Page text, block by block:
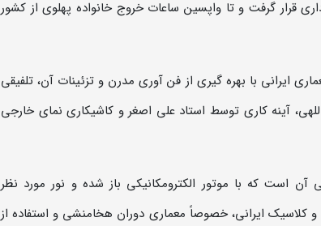
و مورد بهره برداری قرار گرفت و تا واپسین ساعات خروج خانواده پهلوی از کشور
ايرانی با بهره گيري از فن آوري مدرن و تزئينات آن، تلفيقي
آينه کاری توسط استاد علي اصغر و کاشيکاري نماي خارجي
است که با موتور الکترومکانیکی باز شده و نور مورد نظر
ایرانی، خصوصاً معماری دوران هخامنشی و استفاده از